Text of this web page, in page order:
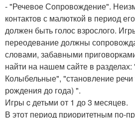
- "Речевое Сопровождение".
контактов с малюткой в период
должен быть голос взрослого.
переодевание должны
словами, забавными
найти на нашем сайте в
Колыбельные", "становление речи
рождения до года) ".
Игры c детьми от 1 до 3 месяцев.
В этот период приоритетным по-